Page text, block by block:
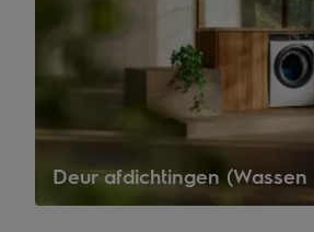
Deur afdichtingen